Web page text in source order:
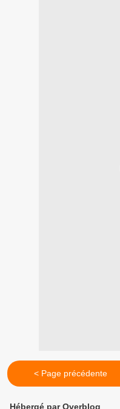
< Page précédente
Hébergé par Overblog